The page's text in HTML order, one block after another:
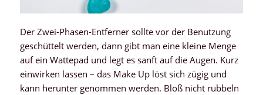
Der Zwei-Phasen-Entferner sollte vor der Benutzung
geschüttelt werden, dann gibt man eine kleine Menge
auf ein Wattepad und legt es sanft auf die Augen. Kurz
einwirken lassen – das Make Up löst sich zügig und
kann herunter genommen werden. Bloß nicht rubbeln